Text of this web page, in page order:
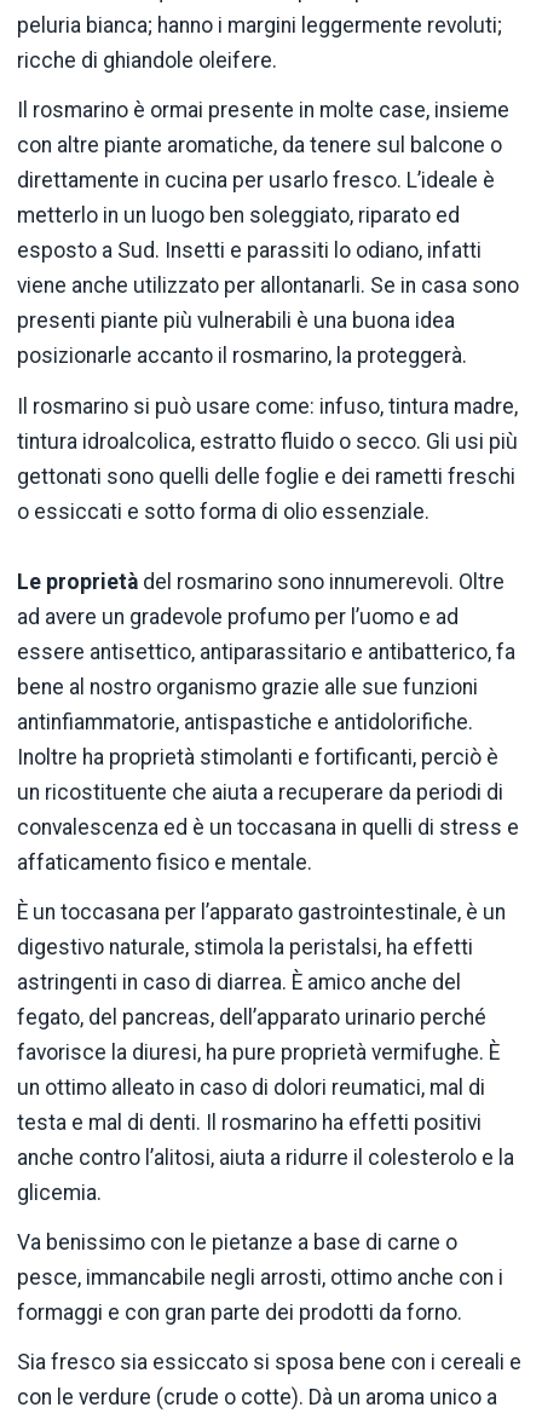
peluria bianca; hanno i margini leggermente revoluti;
ricche di ghiandole oleifere.
Il rosmarino è ormai presente in molte case, insieme
con altre piante aromatiche, da tenere sul balcone o
direttamente in cucina per usarlo fresco. L’ideale è
metterlo in un luogo ben soleggiato, riparato ed
esposto a Sud. Insetti e parassiti lo odiano, infatti
viene anche utilizzato per allontanarli. Se in casa sono
presenti piante più vulnerabili è una buona idea
posizionarle accanto il rosmarino, la proteggerà.
Il rosmarino si può usare come: infuso, tintura madre,
tintura idroalcolica, estratto fluido o secco. Gli usi più
gettonati sono quelli delle foglie e dei rametti freschi
o essiccati e sotto forma di olio essenziale.
Le proprietà del rosmarino sono innumerevoli. Oltre
ad avere un gradevole profumo per l’uomo e ad
essere antisettico, antiparassitario e antibatterico, fa
bene al nostro organismo grazie alle sue funzioni
antinfiammatorie, antispastiche e antidolorifiche.
Inoltre ha proprietà stimolanti e fortificanti, perciò è
un ricostituente che aiuta a recuperare da periodi di
convalescenza ed è un toccasana in quelli di stress e
affaticamento fisico e mentale.
È un toccasana per l’apparato gastrointestinale, è un
digestivo naturale, stimola la peristalsi, ha effetti
astringenti in caso di diarrea. È amico anche del
fegato, del pancreas, dell’apparato urinario perché
favorisce la diuresi, ha pure proprietà vermifughe. È
un ottimo alleato in caso di dolori reumatici, mal di
testa e mal di denti. Il rosmarino ha effetti positivi
anche contro l’alitosi, aiuta a ridurre il colesterolo e la
glicemia.
Va benissimo con le pietanze a base di carne o
pesce, immancabile negli arrosti, ottimo anche con i
formaggi e con gran parte dei prodotti da forno.
Sia fresco sia essiccato si sposa bene con i cereali e
con le verdure (crude o cotte). Dà un aroma unico a